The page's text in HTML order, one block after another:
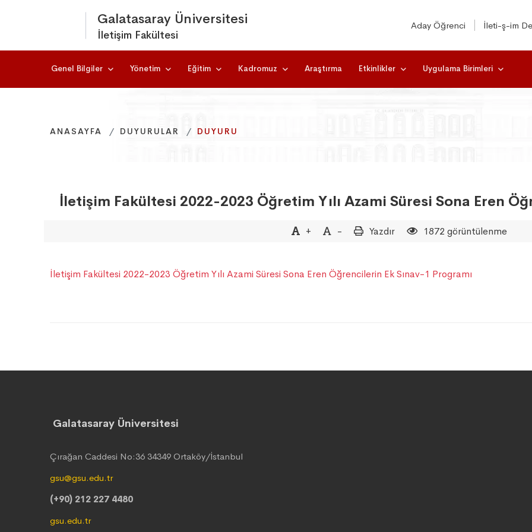
Galatasaray Üniversitesi
İletişim Fakültesi
Aday Öğrenci İleti-ş-im
Genel Bilgiler Yönetim Eğitim Kadromuz Araştırma Etkinlikler Uygulama Birimleri
ANASAYFA DUYURULAR DUYURU
ANASAYFA DUYURULAR DUYURU
ANASAYFA DUYURULAR DUYURU
İletişim Fakültesi 2022-2023 Öğretim Yılı Azami Süresi Sona Eren
+ - Yazdır 1872 görüntülenme
İletişim Fakültesi 2022-2023 Öğretim Yılı Azami Süresi Sona Eren Öğrencilerin Ek Sınav-1 Programı
Galatasaray Üniversitesi
Çırağan Caddesi No:36 34349 Ortaköy/İstanbul
gsu@gsu.edu.tr
(+90) 212 227 4480
gsu.edu.tr